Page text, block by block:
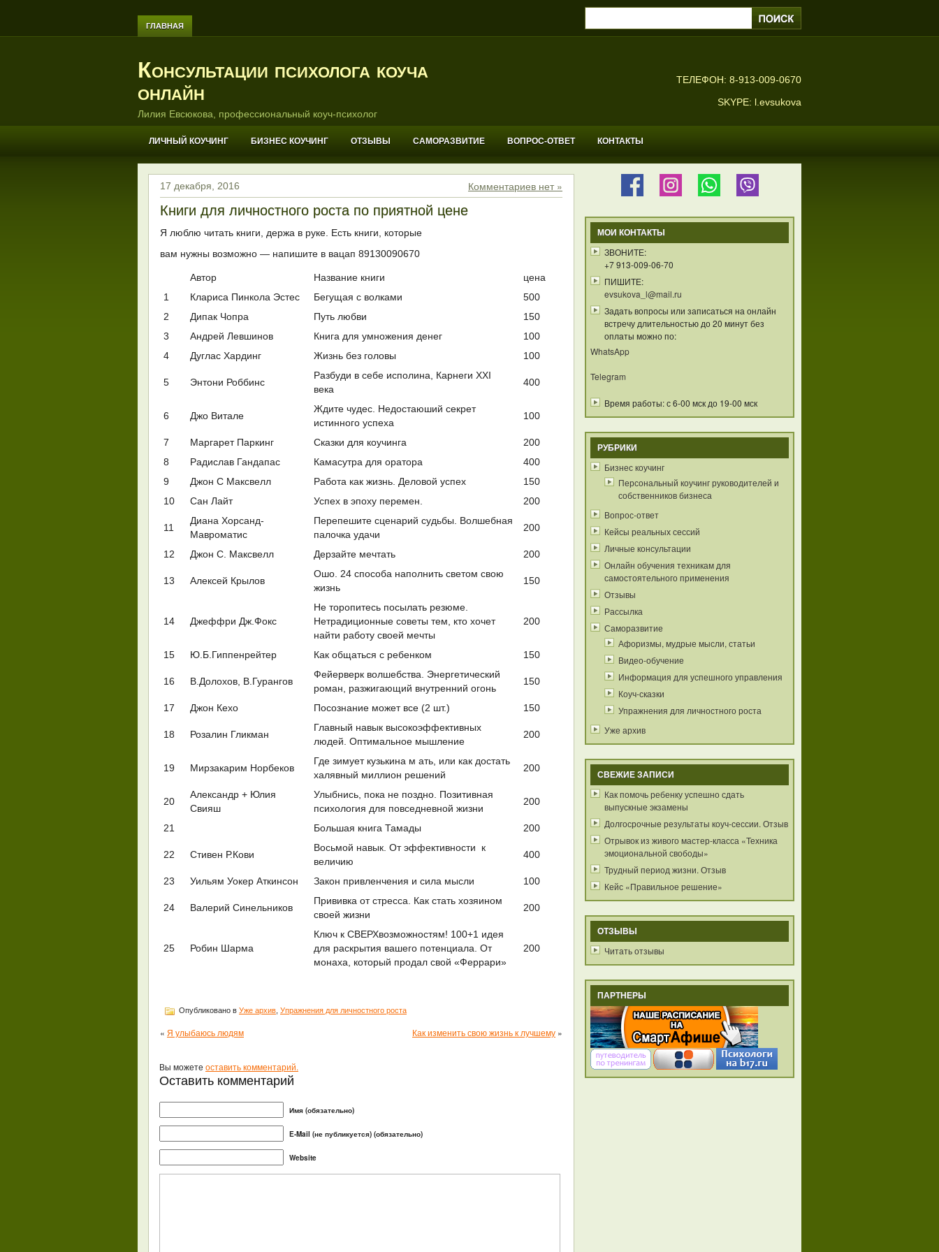
ГЛАВНАЯ
Консультации психолога коуча
онлайн
Лилия Евсюкова, профессиональный коуч-психолог
ТЕЛЕФОН: 8-913-009-0670
SKYPE: l.evsukova
ЛИЧНЫЙ КОУЧИНГ БИЗНЕС КОУЧИНГ ОТЗЫВЫ САМОРАЗВИТИЕ ВОПРОС-ОТВЕТ КОНТАКТЫ
17 декабря, 2016 Комментариев нет »
Книги для личностного роста по приятной цене
Я люблю читать книги, держа в руке. Есть книги, которые
вам нужны возможно — напишите в вацап 89130090670
Автор Название книги
цена
1
Клариса Пинкола Эстес Бегущая с волками
500
2
Дипак Чопра Путь любви
150
3
Андрей Левшинов Книга для умножения денег
100
4
Дуглас Хардинг Жизнь без головы 100
5 Энтони Роббинс
Разбуди в себе исполина, Карнеги ХХI
века
400
6 Джо Витале
Ждите чудес. Недостаюший секрет
истинного успеха
100
7 Маргарет Паркинг Сказки для коучинга
200
8
Радислав Гандапас Камасутра для оратора
400
9
Джон С Максвелл Работа как жизнь. Деловой успех
150
10
Сан Лайт Успех в эпоху перемен. 200
11
Диана Хорсанд-
Мавроматис
Перепешите сценарий судьбы. Волшебная
палочка удачи
200
12 Джон С. Максвелл Дерзайте мечтать 200
13 Алексей Крылов
Ошо. 24 способа наполнить светом свою
жизнь
150
14 Джеффри Дж.Фокс
Не торопитесь посылать резюме.
Нетрадиционные советы тем, кто хочет
найти работу своей мечты
200
15 Ю.Б.Гиппенрейтер Как общаться с ребенком 150
16 В.Долохов, В.Гурангов
Фейерверк волшебства. Энергетический
роман, разжигающий внутренний огонь
150
17 Джон Кехо Посознание может все (2 шт.) 150
18 Розалин Гликман
Главный навык высокоэффективных
людей. Оптимальное мышление
200
19 Мирзакарим Норбеков
Где зимует кузькина м ать, или как достать
халявный миллион решений
200
20
Александр + Юлия
Свияш
Улыбнись, пока не поздно. Позитивная
психология для повседневной жизни
200
21 Большая книга Тамады 200
22 Стивен Р.Кови
Восьмой навык. От эффективности к
величию
400
23 Уильям Уокер Аткинсон Закон привленчения и сила мысли 100
24 Валерий Синельников
Прививка от стресса. Как стать хозяином
своей жизни
200
25 Робин Шарма
Ключ к СВЕРХвозможностям! 100+1 идея
для раскрытия вашего потенциала. От
монаха, который продал свой «Феррари»
200
Опубликовано в Уже архив Упражнения для личностного роста
« Я улыбаюсь людям Как изменить свою жизнь к лучшему »
Вы можете оставить комментарий.
Оставить комментарий
Имя (обязательно)
E-Mail (не публикуется) (обязательно)
Website
МОИ КОНТАКТЫ
ЗВОНИТЕ:
+7 913-009-06-70
ПИШИТЕ:
evsukova_l@mail.ru
Задать вопросы или записаться на онлайн
встречу длительностью до 20 минут без
оплаты можно по:
WhatsApp
Telegram
Время работы: с 6-00 мск до 19-00 мск
РУБРИКИ
Бизнес коучинг
Персональный коучинг руководителей и
собственников бизнеса
Вопрос-ответ
Кейсы реальных сессий
Личные консультации
Онлайн обучения техникам для
самостоятельного применения
Отзывы
Рассылка
Саморазвитие
Афоризмы, мудрые мысли, статьи
Видео-обучение
Информация для успешного управления
Коуч-сказки
Упражнения для личностного роста
Уже архив
СВЕЖИЕ ЗАПИСИ
Как помочь ребенку успешно сдать
выпускные экзамены
Долгосрочные результаты коуч-сессии. Отзыв
Отрывок из живого мастер-класса «Техника
эмоциональной свободы»
Трудный период жизни. Отзыв
Кейс «Правильное решение»
ОТЗЫВЫ
Читать отзывы
ПАРТНЕРЫ